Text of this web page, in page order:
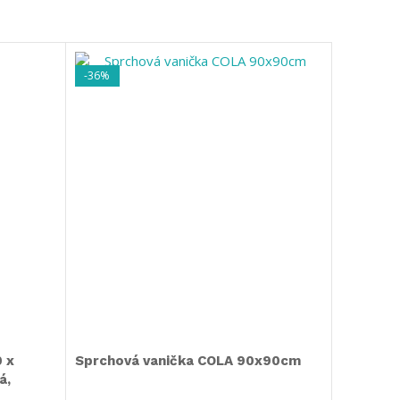
x
-36%
Sprchová vanička COLA 90x90cm